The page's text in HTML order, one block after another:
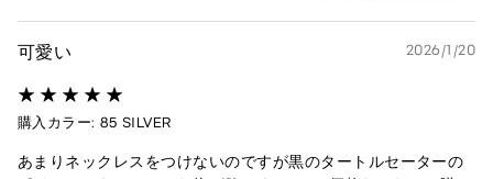
可愛い 2026/1/20
購入カラー: 85 SILVER
あまりネックレスをつけないのですが黒のタートルセーターの